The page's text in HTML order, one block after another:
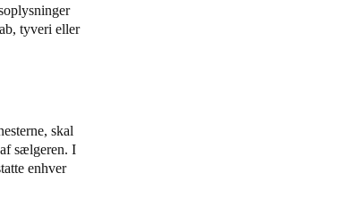
tyveri eller
skal
sælgeren. I
enhver